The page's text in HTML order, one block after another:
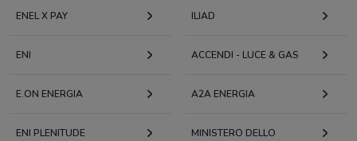
ENEL X PAY ILIAD
ENI ACCENDI - LUCE & GAS
E.ON ENERGIA A2A ENERGIA
ENI PLENITUDE
MINISTERO DELLO